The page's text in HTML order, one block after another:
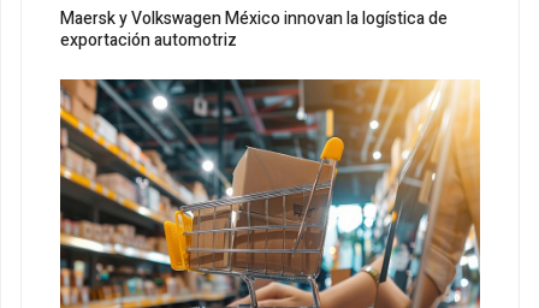
Maersk y Volkswagen México innovan la logística de
exportación automotriz